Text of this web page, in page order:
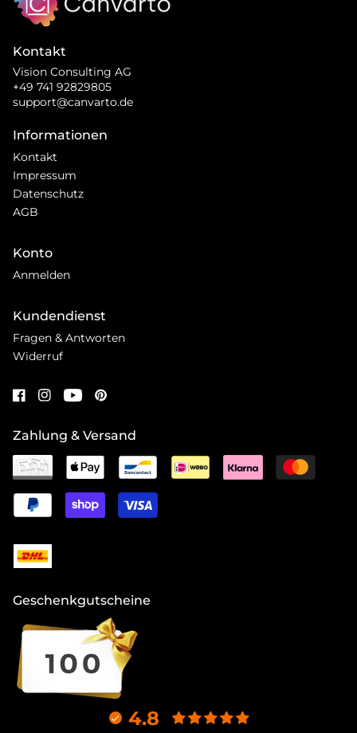
Kontakt
Vision Consulting AG
+49 741 92829805
support@canvarto.de
Informationen
Kontakt
Impressum
Datenschutz
AGB
Konto
Anmelden
Kundendienst
Fragen & Antworten
Widerruf
Zahlung & Versand
Geschenkgutscheine
4.8